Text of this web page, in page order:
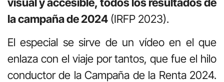
la campaña de 2024 (IRFP 2023).
El especial se sirve de un vídeo en el que
enlaza con el viaje por tantos, que fue el hilo
conductor de la Campaña de la Renta 2024.